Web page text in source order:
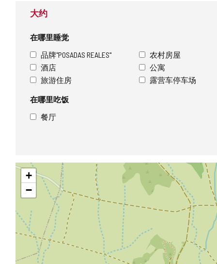
大约
在哪里睡觉
品牌"POSADAS REALES"
农村房屋
酒店
公寓
旅游住房
露营车停车场
在哪里吃饭
餐厅
跳
地
图
+
−